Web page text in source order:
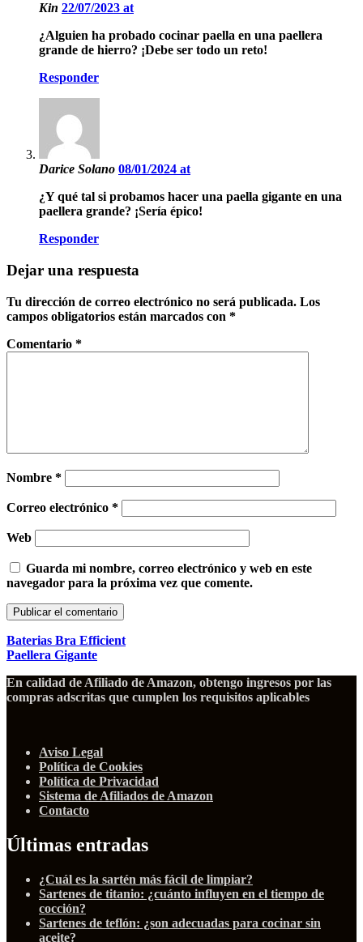
Kin 22/07/2023 at
¿Alguien ha probado cocinar paella en una paellera
grande de hierro? ¡Debe ser todo un reto!
Responder
Darice Solano 08/01/2024 at
¿Y qué tal si probamos hacer una paella gigante en una
paellera grande? ¡Sería épico!
Responder
Dejar una respuesta
Tu dirección de correo electrónico no será publicada. Los
campos obligatorios están marcados con *
Comentario *
Nombre *
Correo electrónico *
Web
Guarda mi nombre, correo electrónico y web en este
navegador para la próxima vez que comente.
Baterias Bra Efficient
Paellera Gigante
En calidad de Afiliado de Amazon, obtengo ingresos por las
compras adscritas que cumplen los requisitos aplicables
Aviso Legal
Política de Cookies
Política de Privacidad
Sistema de Afiliados de Amazon
Contacto
Últimas entradas
¿Cuál es la sartén más fácil de limpiar?
Sartenes de titanio: ¿cuánto influyen en el tiempo de
cocción?
Sartenes de teflón: ¿son adecuadas para cocinar sin
aceite?